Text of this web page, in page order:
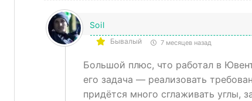
Soil
Бывалый 7 месяцев назад
Большой плюс, что работал в
его задача — реализовать
придётся много сглаживать углы,